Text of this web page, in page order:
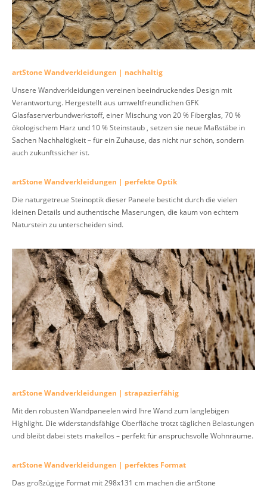
artStone Wandverkleidungen | nachhaltig
Unsere Wandverkleidungen vereinen beeindruckendes Design mit
Verantwortung. Hergestellt aus umweltfreundlichen GFK
Glasfaserverbundwerkstoff, einer Mischung von 20 % Fiberglas, 70 %
ökologischem Harz und 10 % Steinstaub , setzen sie neue Maßstäbe in
Sachen Nachhaltigkeit – für ein Zuhause, das nicht nur schön, sondern
auch zukunftssicher ist.
artStone Wandverkleidungen | perfekte Optik
Die naturgetreue Steinoptik dieser Paneele besticht durch die vielen
kleinen Details und authentische Maserungen, die kaum von echtem
Naturstein zu unterscheiden sind.
artStone Wandverkleidungen | strapazierfähig
Mit den robusten Wandpaneelen wird Ihre Wand zum langlebigen
Highlight. Die widerstandsfähige Oberfläche trotzt täglichen Belastungen
und bleibt dabei stets makellos – perfekt für anspruchsvolle Wohnräume.
artStone Wandverkleidungen | perfektes Format
Das großzügige Format mit 298x131 cm machen die artStone